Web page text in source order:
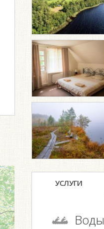
УСЛУГИ
Воды